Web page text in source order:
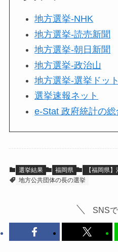
地方選挙-NHK
地方選挙-読売新聞
地方選挙-朝日新聞
地方選挙-政治山
地方選挙-選挙ドッ
選挙速報ネット
e-Stat 政府統計の総
選挙結果 福岡県
【福岡県
地方公共団体の長の選挙
SNS